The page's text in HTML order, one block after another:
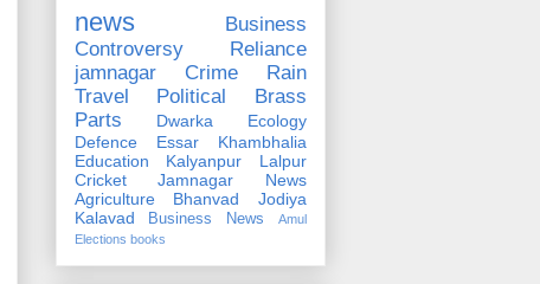
news
Business
Controversy
Reliance
jamnagar
Crime
Rain
Travel
Political
Brass
Parts
Dwarka
Ecology
Defence
Essar
Khambhalia
Education
Kalyanpur
Lalpur
Cricket
Jamnagar News
Agriculture
Bhanvad
Jodiya
Kalavad
Business News
Amul
Elections books